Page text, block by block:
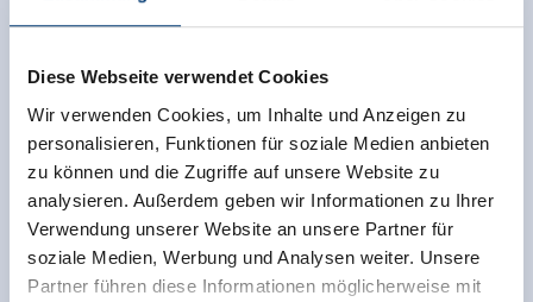
Diese Webseite verwendet Cookies
Wir verwenden Cookies, um Inhalte und Anzeigen zu
personalisieren, Funktionen für soziale Medien anbieten
zu können und die Zugriffe auf unsere Website zu
analysieren. Außerdem geben wir Informationen zu Ihrer
Verwendung unserer Website an unsere Partner für
soziale Medien, Werbung und Analysen weiter. Unsere
Partner führen diese Informationen möglicherweise mit